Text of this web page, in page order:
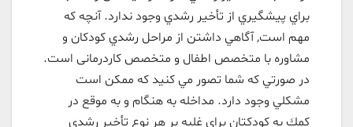
براي پيشگيري از تأخير رشدي وجود ندارد. آنچه كه
مهم است, آگاهي داشتن از مراحل رشدي كودكان و
مشاوره با متخصص اطفال و متخصص کاردرمانی است.
در صورتي كه شما تصور مي كنيد كه ممكن است
مشكلي وجود دارد. مداخله به هنگام و به موقع در
كمك به كودكتان براي غلبه بر هر نوع تأخير رشدي